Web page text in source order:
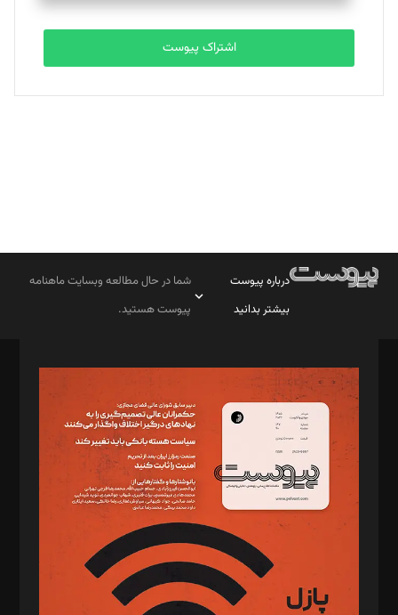
تحریریه
بابک نقاش
تحریریه
اشتراک پیوست
درباره پیوست
بیشتر بدانید
شما در حال مطالعه وبسایت ماهنامه
پیوست هستید.
مدیر مسئول: محمدباقر اثنی‌عشری
سردبیر: مهرک محمودی
دبیر تحریریه: میثم قاسمی
د‌بیر ناداستان: سمانه سمیع
د‌بیر خدمت و تجارت: ابوالفضل رجبی
د‌بیر حقوق فناوری: حسام‌الدین ایپکچی
د‌بیر پیوست جهان: مینا پاکدل
د‌بیر تحریریه آنلاین: بابک نقاش
تحریریه‌: مجتبی محمود‌ی، آرش برهمند، یسنا امان‌پور، سروش کرمیان،
مصطفی مسجدی آرانی، ابوالفضل رجبی، زهرا فکرانه، فائزه فتحی